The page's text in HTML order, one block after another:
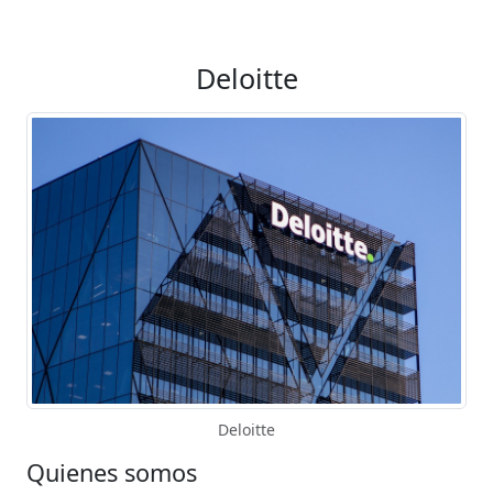
Deloitte
Deloitte
Quienes somos